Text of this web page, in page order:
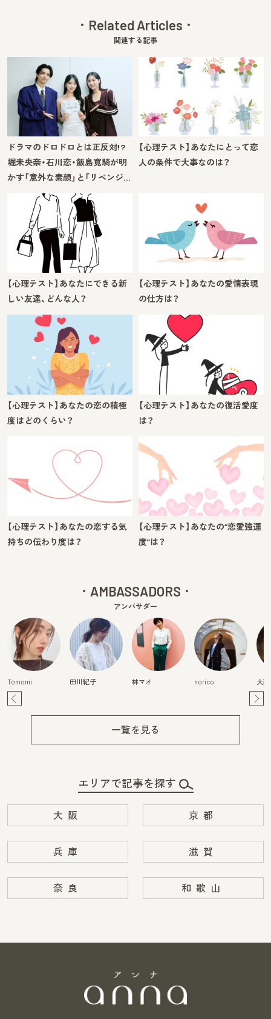
Related Articles
関連する記事
ドラマのドロドロとは正反対!?
堀未央奈・石川恋・飯島寛騎が明
かす「意外な素顔」と「リベンジ…
【心理テスト】あなたにとって恋
人の条件で大事なのは？
【心理テスト】あなたにできる新
しい友達、どんな人？
【心理テスト】あなたの愛情表現
の仕方は？
【心理テスト】あなたの恋の積極
度はどのくらい？
【心理テスト】あなたの復活愛度
は？
【心理テスト】あなたの恋する気
持ちの伝わり度は？
【心理テスト】あなたの“恋愛強運
度”は？
AMBASSADORS
アンバサダー
Tomomi 田川紀子 林マオ norico 大
一覧を見る
エリアで記事を探す
大阪 京都
兵庫 滋賀
奈良 和歌山